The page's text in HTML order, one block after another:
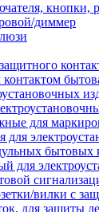
кнопки,
диммер
для
для
бытовых
для
вилки с
для защиты